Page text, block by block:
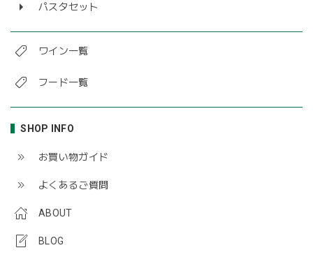
パスタセット
ワイン一覧
フード一覧
SHOP INFO
お買い物ガイド
よくあるご質問
ABOUT
BLOG